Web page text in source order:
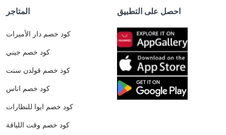
المتاجر
كود خصم دار الأميرات
كود خصم جيني
كود خصم قولدن سنت
كود خصم اناس
كود خصم ايوا للنظارات
كود خصم وقت اللياقة
احصل على التطبيق